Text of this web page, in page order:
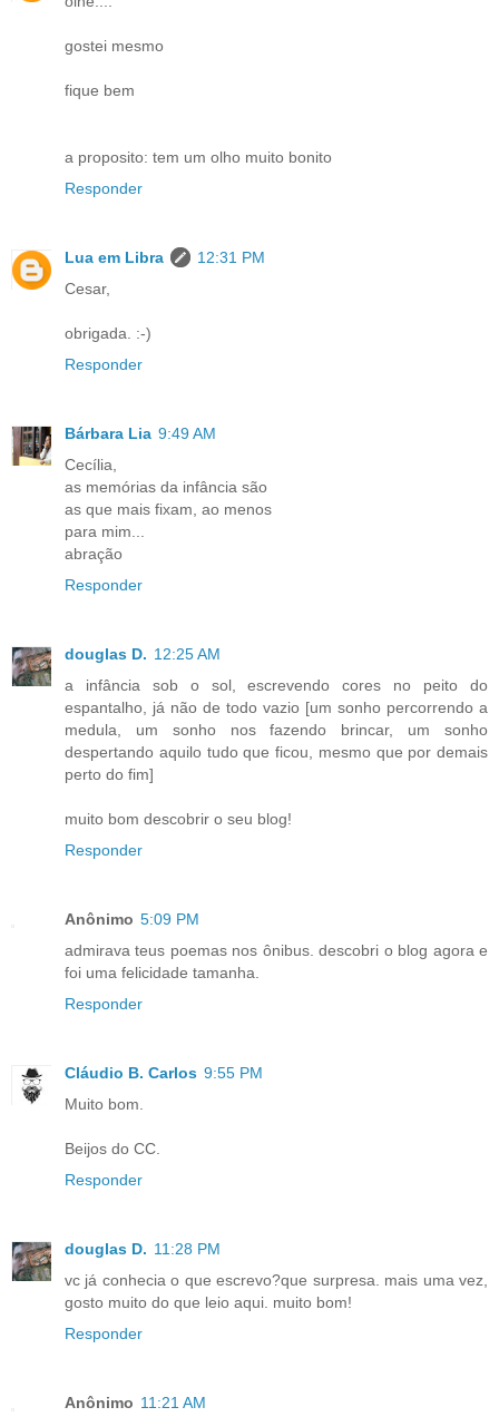
gostei mesmo
fique bem
a proposito: tem um olho muito bonito
Responder
Lua em Libra
12:31 PM
Cesar,
obrigada. :-)
Responder
Bárbara Lia 9:49 AM
Cecília,
as memórias da infância são
as que mais fixam, ao menos
para mim...
abração
Responder
douglas D. 12:25 AM
a infância sob o sol, escrevendo cores no peito do
espantalho, já não de todo vazio [um sonho percorrendo a
medula, um sonho nos fazendo brincar, um sonho
despertando aquilo tudo que ficou, mesmo que por demais
perto do fim]
muito bom descobrir o seu blog!
Responder
Anônimo 5:09 PM
admirava teus poemas nos ônibus. descobri o blog agora e
foi uma felicidade tamanha.
Responder
Cláudio B. Carlos 9:55 PM
Muito bom.
Beijos do CC.
Responder
douglas D. 11:28 PM
vc já conhecia o que escrevo?que surpresa. mais uma vez,
gosto muito do que leio aqui. muito bom!
Responder
Anônimo 11:21 AM